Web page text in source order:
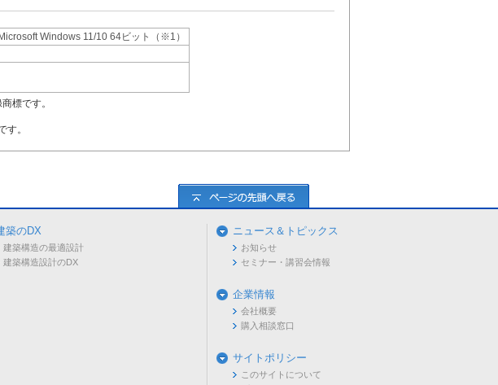
Windows 11/10 64ビット（※1）
標です。
。
築のDX
建築構造の最適設計
建築構造設計のDX
ニュース＆トピックス
お知らせ
セミナー・講習会情報
企業情報
会社概要
購入相談窓口
サイトポリシー
このサイトについて